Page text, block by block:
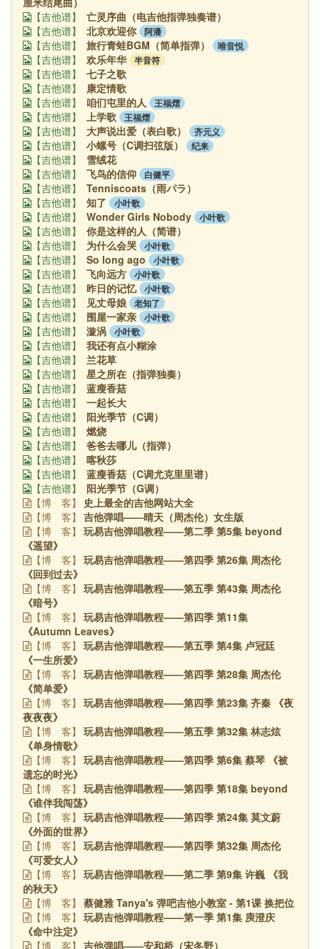
【吉他谱】 亡灵序曲（电吉他指弹独奏谱）
【吉他谱】 北京欢迎你 阿潘
【吉他谱】 旅行青蛙BGM（简单指弹） 唯音悦
【吉他谱】 欢乐年华 半音符
【吉他谱】 七子之歌
【吉他谱】 康定情歌
【吉他谱】 咱们屯里的人 王福熠
【吉他谱】 上学歌 王福熠
【吉他谱】 大声说出爱（表白歌） 齐元义
【吉他谱】 小螺号（C调扫弦版） 纪来
【吉他谱】 雪绒花
【吉他谱】 飞鸟的信仰 白健平
【吉他谱】 Tenniscoats（雨パラ）
【吉他谱】 知了 小叶歌
【吉他谱】 Wonder Girls Nobody 小叶歌
【吉他谱】 你是这样的人（简谱）
【吉他谱】 为什么会哭 小叶歌
【吉他谱】 So long ago 小叶歌
【吉他谱】 飞向远方 小叶歌
【吉他谱】 昨日的记忆 小叶歌
【吉他谱】 见丈母娘 老知了
【吉他谱】 围屋一家亲 小叶歌
【吉他谱】 漩涡 小叶歌
【吉他谱】 我还有点小糊涂
【吉他谱】 兰花草
【吉他谱】 星之所在（指弹独奏）
【吉他谱】 蓝瘦香菇
【吉他谱】 一起长大
【吉他谱】 阳光季节（C调）
【吉他谱】 燃烧
【吉他谱】 爸爸去哪儿（指弹）
【吉他谱】 喀秋莎
【吉他谱】 蓝瘦香菇（C调尤克里里谱）
【吉他谱】 阳光季节（G调）
【博 客】 史上最全的吉他网站大全
【博 客】 吉他弹唱——晴天（周杰伦）女生版
【博 客】
玩易吉他弹唱教程——第二季 第5集 beyond
《遥望》
【博 客】
玩易吉他弹唱教程——第四季 第26集 周杰伦
《回到过去》
【博 客】
玩易吉他弹唱教程——第五季 第43集 周杰伦
《暗号》
【博 客】
玩易吉他弹唱教程——第四季 第11集
《Autumn Leaves》
【博 客】
玩易吉他弹唱教程——第五季 第4集 卢冠廷
《一生所爱》
【博 客】
玩易吉他弹唱教程——第四季 第28集 周杰伦
《简单爱》
【博 客】
玩易吉他弹唱教程——第四季 第23集 齐秦 《夜
夜夜夜》
【博 客】
玩易吉他弹唱教程——第五季 第32集 林志炫
《单身情歌》
【博 客】
玩易吉他弹唱教程——第四季 第6集 蔡琴 《被
遗忘的时光》
【博 客】
玩易吉他弹唱教程——第四季 第18集 beyond
《谁伴我闯荡》
【博 客】
玩易吉他弹唱教程——第四季 第24集 莫文蔚
《外面的世界》
【博 客】
玩易吉他弹唱教程——第四季 第32集 周杰伦
《可爱女人》
【博 客】
玩易吉他弹唱教程——第二季 第9集 许巍 《我
的秋天》
【博 客】 蔡健雅 Tanya's 弹吧吉他小教室 - 第1课 换把位
【博 客】
玩易吉他弹唱教程——第一季 第1集 庾澄庆
《命中注定》
【博 客】 吉他弹唱——安和桥（宋冬野）